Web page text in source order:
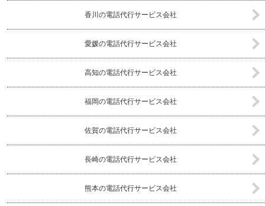
香川の電話代行サービス会社
愛媛の電話代行サービス会社
高知の電話代行サービス会社
福岡の電話代行サービス会社
佐賀の電話代行サービス会社
長崎の電話代行サービス会社
熊本の電話代行サービス会社